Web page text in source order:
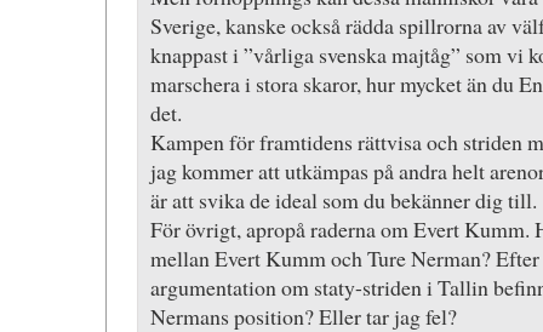
Sverige, kanske också rädda spillrorna av
knappast i ”vårliga svenska majtåg” som vi
marschera i stora skaror, hur mycket än du
det.
Kampen för framtidens rättvisa och striden
jag kommer att utkämpas på andra helt
är att svika de ideal som du bekänner dig till.
För övrigt, apropå raderna om Evert Kumm.
mellan Evert Kumm och Ture Nerman?
argumentation om staty-striden i Tallin
Nermans position? Eller tar jag fel?